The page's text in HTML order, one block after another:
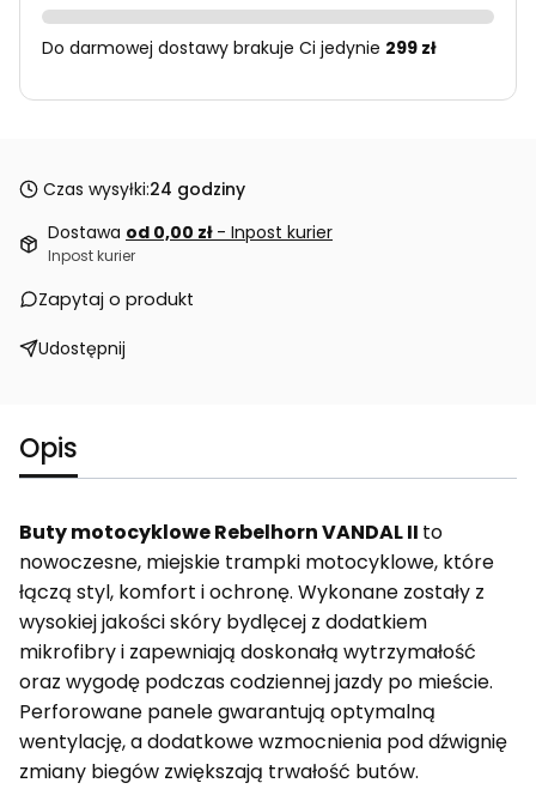
Do darmowej dostawy brakuje Ci jedynie 299 zł
Czas wysyłki:24 godziny
Dostawa od 0,00 zł - Inpost kurier
Inpost kurier
Zapytaj o produkt
Udostępnij
Opis
Buty motocyklowe Rebelhorn VANDAL II to
nowoczesne, miejskie trampki motocyklowe, które
łączą styl, komfort i ochronę. Wykonane zostały z
wysokiej jakości skóry bydlęcej z dodatkiem
mikrofibry i zapewniają doskonałą wytrzymałość
oraz wygodę podczas codziennej jazdy po mieście.
Perforowane panele gwarantują optymalną
wentylację, a dodatkowe wzmocnienia pod dźwignię
zmiany biegów zwiększają trwałość butów.